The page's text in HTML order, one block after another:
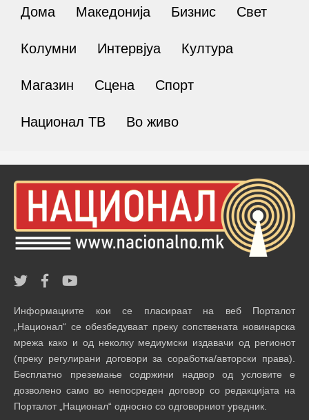
Дома Македонија Бизнис Свет
Колумни Интервјуа Култура
Магазин Сцена Спорт
Национал ТВ Во живо
Информациите кои се пласираат на веб Порталот
„Национал“ се обезбедуваат преку сопствената новинарска
мрежа како и од неколку медиумски издавачи од регионот
(преку регулирани договори за соработка/авторски права).
Бесплатно преземање содржини надвор од условите е
дозволено само во непосреден договор со редакцијата на
Порталот „Национал“ односно со одговорниот уредник.